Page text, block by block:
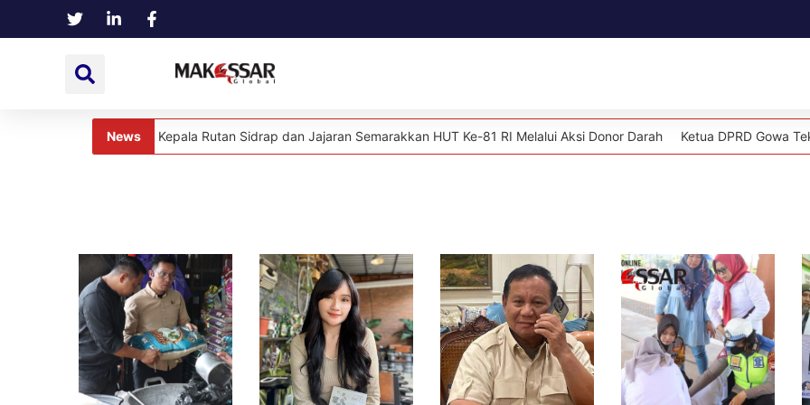
News
Harapan: Kepala Rutan Sidrap dan Jajaran Semarakkan HUT Ke-81 RI Melalui Aksi Donor Darah Ketua DPRD Gowa Teken